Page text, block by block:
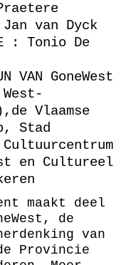
Jan van Dyck
: Tonio De
VAN GoneWest
Vlaamse
Stad
en Cultureel
maakt deel
de
van
Provincie